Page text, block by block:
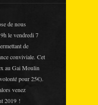
de nous
le vendredi 7
de
conviviale. Cet
au Gai Moulin
pour 25€).
venez
2019 !